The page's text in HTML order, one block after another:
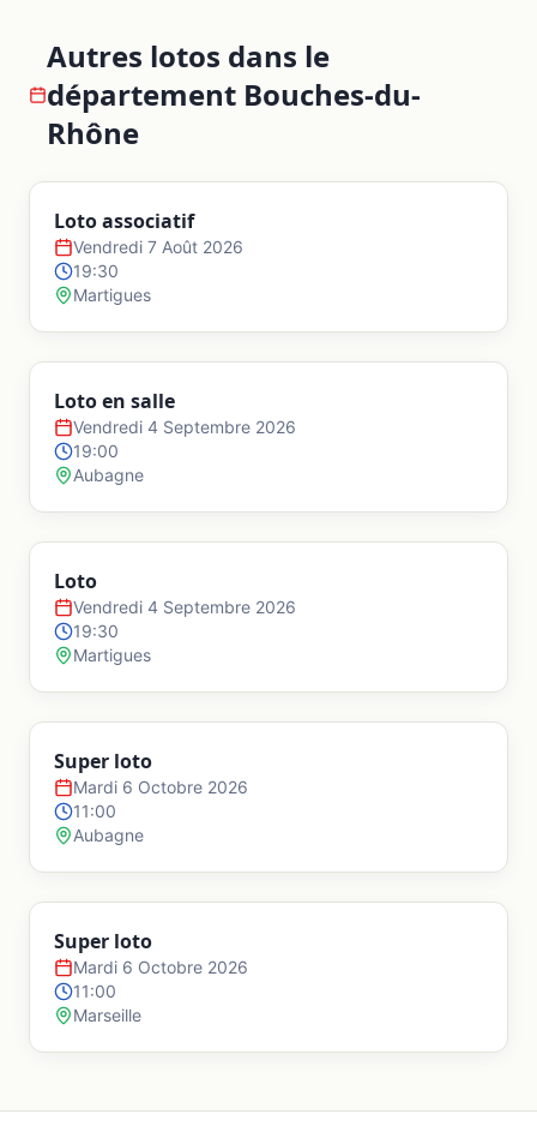
Autres lotos dans le
département Bouches-du-
Rhône
Loto associatif
Vendredi 7 Août 2026
19:30
Martigues
Loto en salle
Vendredi 4 Septembre 2026
19:00
Aubagne
Loto
Vendredi 4 Septembre 2026
19:30
Martigues
Super loto
Mardi 6 Octobre 2026
11:00
Aubagne
Super loto
Mardi 6 Octobre 2026
11:00
Marseille